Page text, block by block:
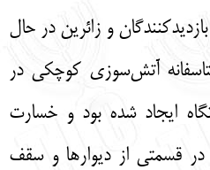
و زائرین در حال
آتش‌سوزی کوچکی در
ایجاد شده بود و خسارت
قسمتی از دیوارها و سقف